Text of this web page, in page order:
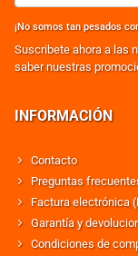
¡No somos tan pesados
Suscribete ahora a las
saber nuestras
INFORMACIÓN
Contacto
Preguntas
Factura electrónica
Garantía y
Condiciones de